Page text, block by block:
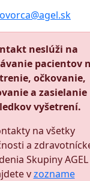
neslúži na
pacientov
očkovanie,
a zasielanie
vyšetrení.
na všetky
a
Skupiny AGEL
vzozname